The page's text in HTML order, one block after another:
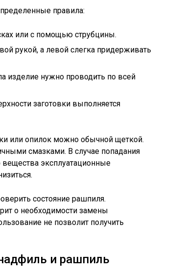
правила:
или с помощью струбцины.
рукой, а левой слегка придерживать
изделие нужно проводить по всей
заготовки выполняется
или опилок можно обычной щеткой.
смазками. В случае попадания
вещества эксплуатационные
состояние рашпиля.
о необходимости замены
не позволит получить
и рашпиль